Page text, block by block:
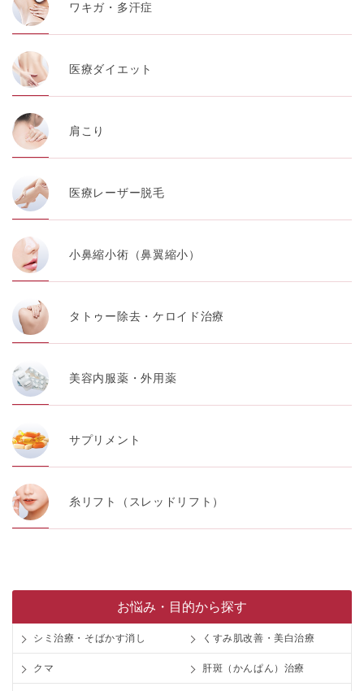
【個人情報の開示・訂正・利用停止について】
TCBグループは、本人の申し出により個人情報に関する
について、これを適切に対応します。
問合せ先：個人情報お問合せフォーム
【Cookie(クッキー)について】
Cookieは、一般的にインターネット閲覧を行う際、又は
WEBサービスを利用する際に、閲覧者のデバイス内にそ
TCBグループでは、Cookie及び類似技術を使用して収集
した情報を利用することにより、WEBサイトの利用状況
を分析し、パフォーマンス改善や、WEBサイトを通じて
提供するサービスの向上・改善のため、Cookieを使用す
ることがあります。ご使用のブラウザによりCookieを無
効とすることが可能です。ただし、Cookieを無効にした
場合、WEBサイト上のサービスの全部または一部のペー
ジが正しく表示されなくなる場合がありますのでご留意
【アクセスログについて】
TCBグループが運営するWEBサイトでは、アクセスログ
として患者様の履歴情報をサーバ上に記録しています。
る統計分析のために使用されます。それ以外の目的で使
用されることはありません。
本プライバシーポリシーの内容は、法令変更への対応や
事業上の必要性等に応じて、改定される場合がありま
す。
掲載したときをもって効力を生じるものとします。
ワキガ・多汗症
医療ダイエット
肩こり
医療レーザー脱毛
小鼻縮小術（鼻翼縮小）
タトゥー除去・ケロイド治療
美容内服薬・外用薬
サプリメント
糸リフト（スレッドリフト）
お悩み・目的から探す
シミ治療・そばかす消し くすみ肌改善・美白治療
クマ 肝斑（かんぱん）治療